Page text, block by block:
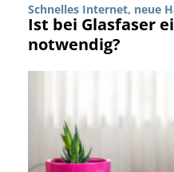
Schnelles Internet, neue
Ist bei Glasfaser
notwendig?